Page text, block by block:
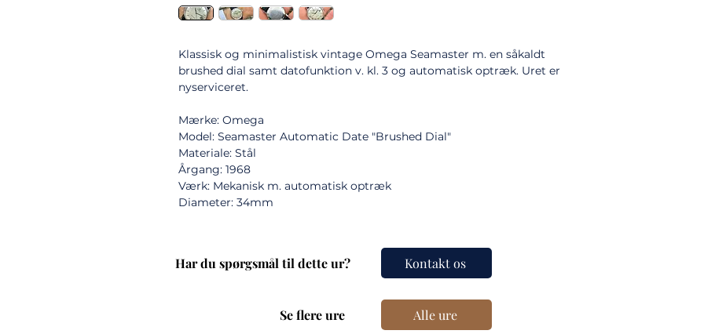
Klassisk og minimalistisk vintage Omega Seamaster m. en såkaldt
brushed dial samt datofunktion v. kl. 3 og automatisk optræk. Uret er
nyserviceret.
Mærke: Omega
Model: Seamaster Automatic Date "Brushed Dial"
Materiale: Stål
Årgang: 1968
Værk: Mekanisk m. automatisk optræk
Diameter: 34mm
Har du spørgsmål til dette ur? Kontakt os
Se flere ure Alle ure